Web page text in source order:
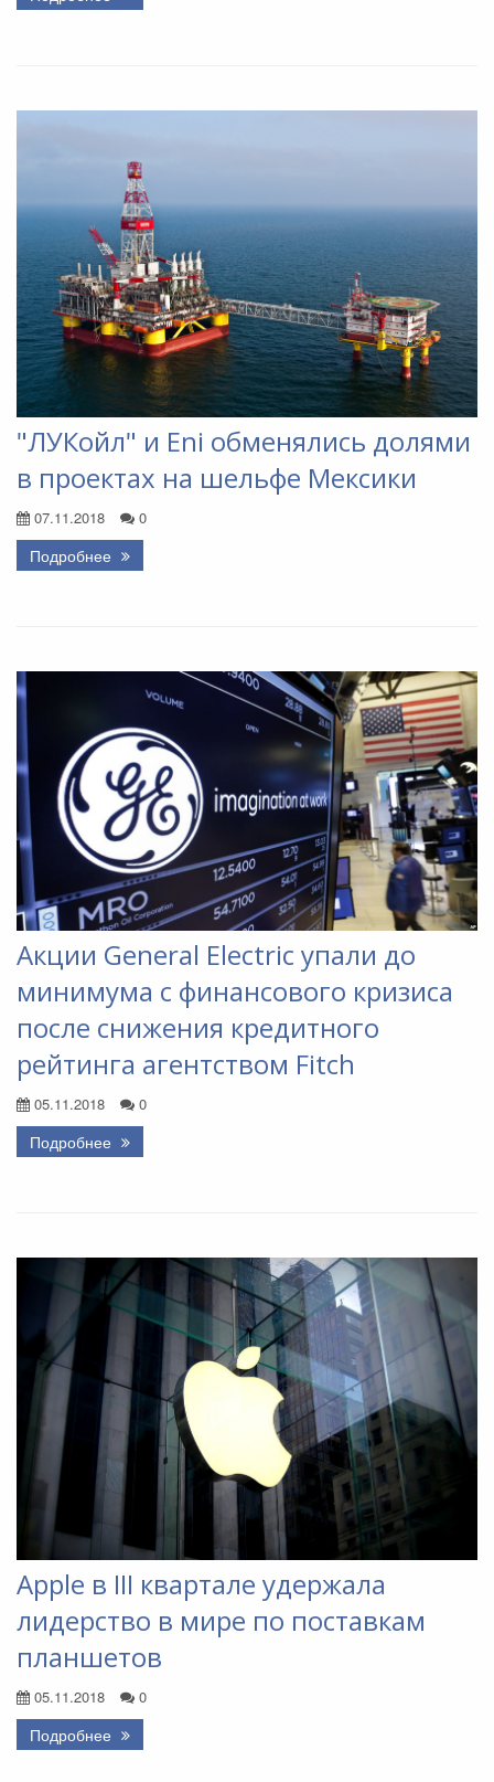
"ЛУКойл" и Eni обменялись долями
в проектах на шельфе Мексики
07.11.2018 0
Подробнее
Акции General Electric упали до
минимума с финансового кризиса
после снижения кредитного
рейтинга агентством Fitch
05.11.2018 0
Подробнее
Apple в III квартале удержала
лидерство в мире по поставкам
планшетов
05.11.2018 0
Подробнее